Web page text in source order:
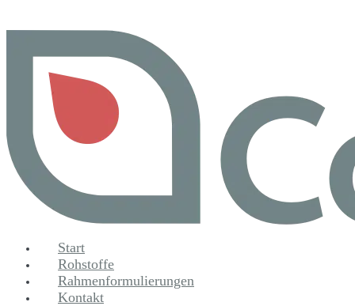
Start
Rohstoffe
Rahmenformulierungen
Kontakt